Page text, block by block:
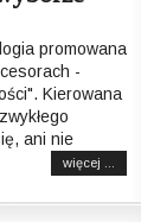
promowana
-
Kierowana
ani nie
więcej ...